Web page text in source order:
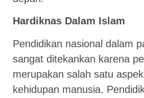
Hardiknas Dalam Islam
Pendidikan nasional dalam
sangat ditekankan karena
merupakan salah satu
kehidupan manusia.